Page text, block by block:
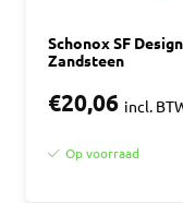
Schonox SF
Zandsteen
€20,06 incl.
Op voorraad